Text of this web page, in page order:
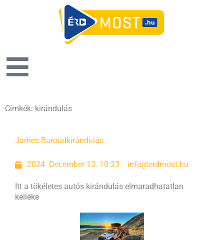
Címkék: kirándulás
James Baroud kirándulás
2024. December 13. 10:23 info@erdmost.hu
Itt a tökéletes autós kirándulás elmaradhatatlan
kelléke